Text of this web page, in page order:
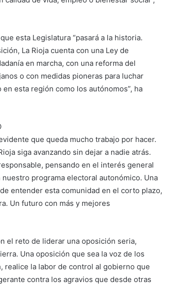
esta Legislatura “pasará a la historia.
La Rioja cuenta con una Ley de
en marcha, con una reforma del
o con medidas pioneras para luchar
esta región como los autónomos”, ha
que queda mucho trabajo por hacer.
siga avanzando sin dejar a nadie atrás.
pensando en el interés general
programa electoral autonómico. Una
entender esta comunidad en el corto plazo,
Un futuro con más y mejores
el reto de liderar una oposición seria,
Una oposición que sea la voz de los
realice la labor de control al gobierno que
contra los agravios que desde otras